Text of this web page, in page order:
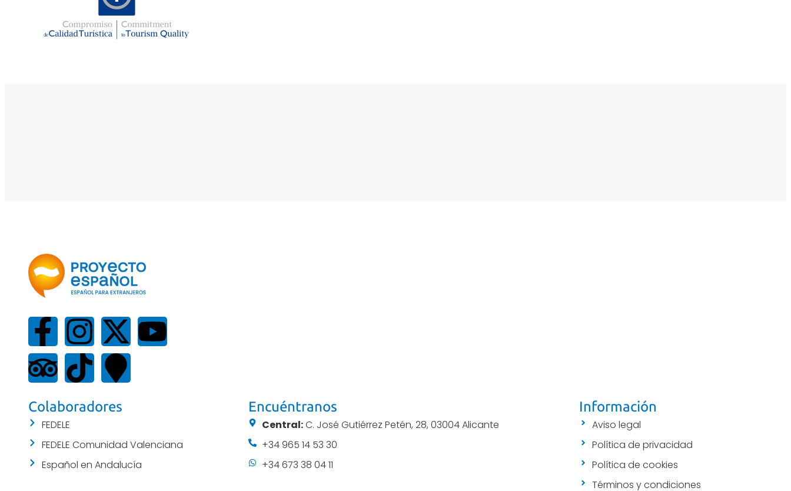
Colaboradores
FEDELE
FEDELE Comunidad Valenciana
Español en Andalucía
Encuéntranos
Central:C. José Gutiérrez Petén, 28, 03004 Alicante
+34 965 14 53 30
+34 673 38 04 11
Información
Aviso legal
Política de privacidad
Política de cookies
Términos y condiciones